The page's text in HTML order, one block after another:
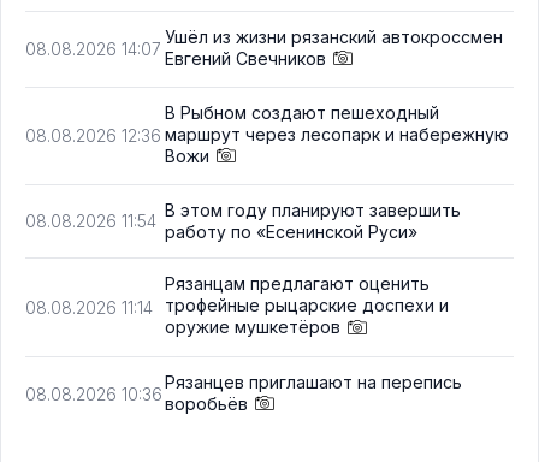
08.08.2026 14:07
Ушёл из жизни рязанский автокроссмен
Евгений Свечников
08.08.2026 12:36
В Рыбном создают пешеходный
маршрут через лесопарк и набережную
Вожи
08.08.2026 11:54
В этом году планируют завершить
работу по «Есенинской Руси»
08.08.2026 11:14
Рязанцам предлагают оценить
трофейные рыцарские доспехи и
оружие мушкетёров
08.08.2026 10:36
Рязанцев приглашают на перепись
воробьёв